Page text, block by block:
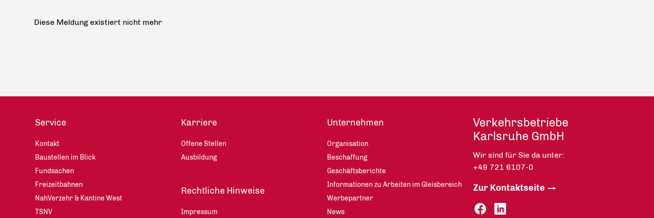
Diese Meldung existiert nicht mehr
Service
Kontakt
Baustellen im Blick
Fundsachen
Freizeitbahnen
NahVerzehr & Kantine West
TSNV
Karriere
Offene Stellen
Ausbildung
Rechtliche Hinweise
Impressum
Unternehmen
Organisation
Beschaffung
Geschäftsberichte
Informationen zu Arbeiten im Gleisbereich
Werbepartner
News
Verkehrsbetriebe
Karlsruhe GmbH
Wir sind für Sie da unter:
+49 721 6107-0
Zur Kontaktseite